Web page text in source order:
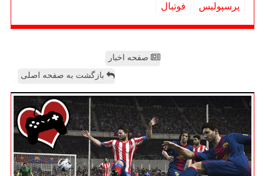
پرسپولیس
فوتبال
صفحه اخبار
بازگشت به صفحه اصلی